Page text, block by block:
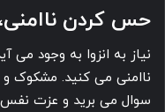
حس کردن
نیاز به انزوا به وجود
ناامنی می کنید. مشکوک و
سوال می برید و عزت نفس